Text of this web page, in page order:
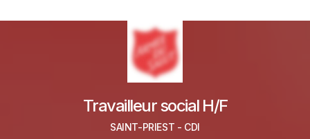
Travailleur social H/F
SAINT-PRIEST - CDI